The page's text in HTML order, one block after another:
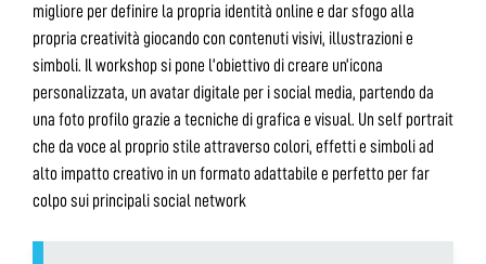
migliore per definire la propria identità online e dar sfogo alla
propria creatività giocando con contenuti visivi, illustrazioni e
simboli. Il workshop si pone l’obiettivo di creare un’icona
personalizzata, un avatar digitale per i social media, partendo da
una foto profilo grazie a tecniche di grafica e visual. Un self portrait
che da voce al proprio stile attraverso colori, effetti e simboli ad
alto impatto creativo in un formato adattabile e perfetto per far
colpo sui principali social network